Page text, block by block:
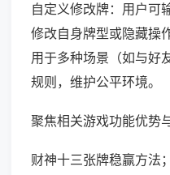
自定义修改牌：用户可
修改自身牌型或隐藏操
用于多种场景（如与好
规则，维护公平环境。
聚焦相关游戏功能优势
财神十三张牌稳赢方法